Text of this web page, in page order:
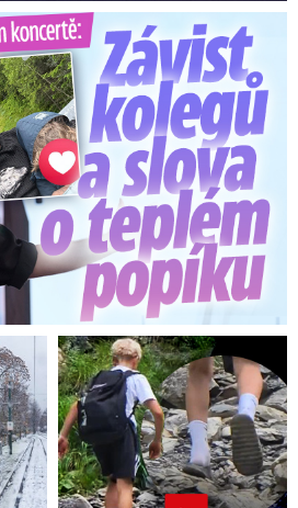
Závist kolegů a teplý popík